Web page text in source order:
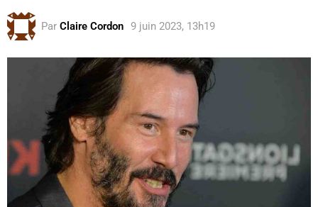
Par Claire Cordon 9 juin 2023, 13h19